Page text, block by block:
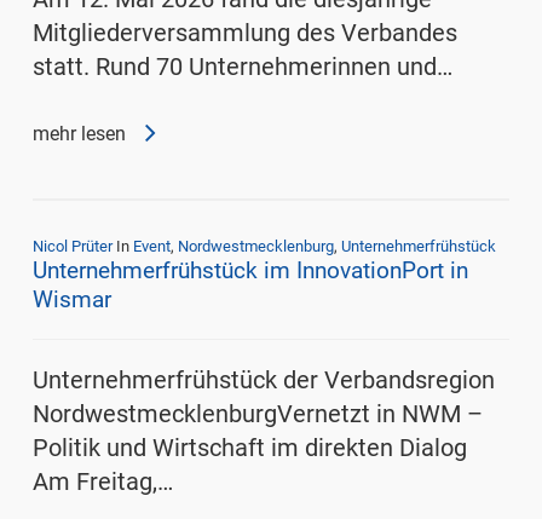
Mitgliederversammlung des Verbandes
statt. Rund 70 Unternehmerinnen und…
mehr lesen
Nicol Prüter In Event, Nordwestmecklenburg, Unternehmerfrühstück
Unternehmerfrühstück im InnovationPort in
Wismar
Unternehmerfrühstück der Verbandsregion
NordwestmecklenburgVernetzt in NWM –
Politik und Wirtschaft im direkten Dialog
Am Freitag,…